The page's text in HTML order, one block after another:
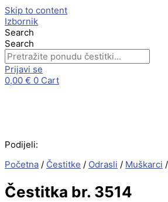
Skip to content
Izbornik
Search
Search
Prijavi se
0,00 € 0 Cart
Podijeli:
Početna / Čestitke / Odrasli / Muškarci
Čestitka br. 3514